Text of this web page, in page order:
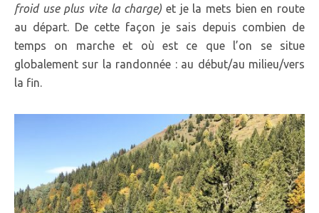
froid use plus vite la charge) et je la mets bien en route
au départ. De cette façon je sais depuis combien de
temps on marche et où est ce que l’on se situe
globalement sur la randonnée : au début/au milieu/vers
la fin.